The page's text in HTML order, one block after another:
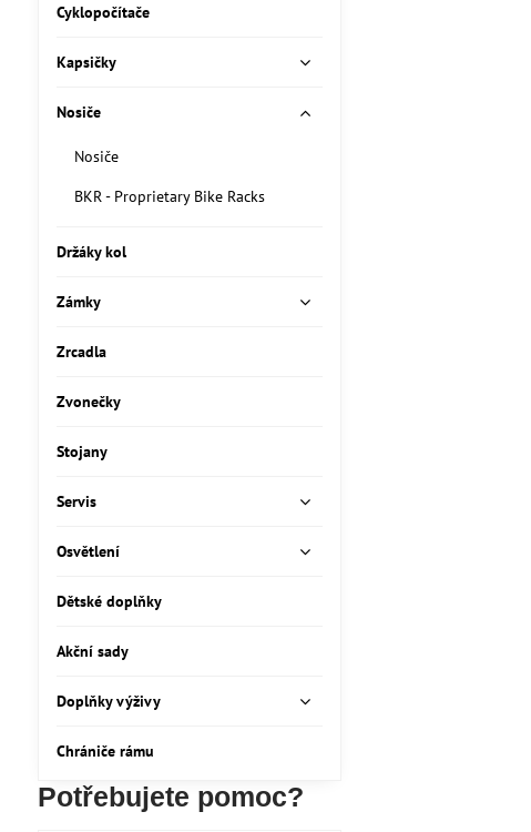
Potřebujete pomoc?
Cyklopočítače
Kapsičky
Nosiče
Nosiče
BKR - Proprietary Bike Racks
Držáky kol
Zámky
Zrcadla
Zvonečky
Stojany
Servis
Osvětlení
Dětské doplňky
Akční sady
Doplňky výživy
Chrániče rámu